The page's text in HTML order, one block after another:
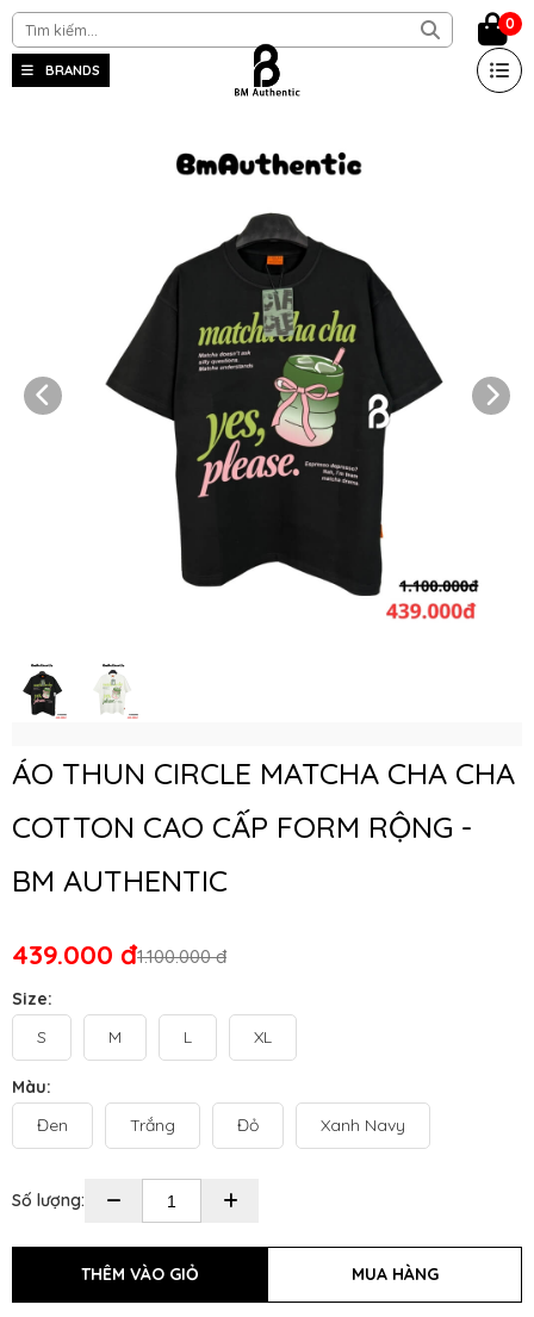
BRANDS
0
ÁO THUN CIRCLE MATCHA CHA CHA
COTTON CAO CẤP FORM RỘNG -
BM AUTHENTIC
1.100.000 đ
439.000 đ
Size:
S
M L XL
Màu:
Đen
Trắng Đỏ Xanh Navy
Số lượng: